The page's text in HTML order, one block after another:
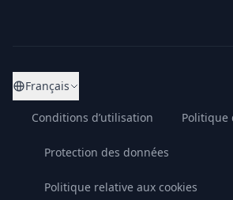
Français
Conditions d’utilisation Politique
Protection des données
Politique relative aux cookies